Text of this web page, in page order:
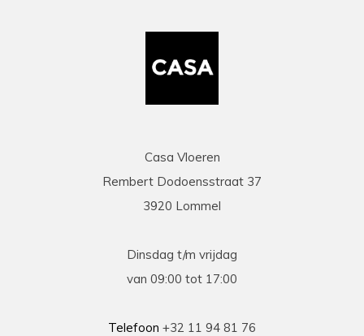
Casa Vloeren
Rembert Dodoensstraat 37
3920 Lommel
Dinsdag t/m vrijdag
van 09:00 tot 17:00
Telefoon +32 11 94 81 76